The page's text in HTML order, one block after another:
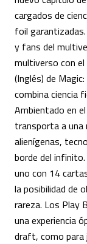
cargados de
foil
y fans del
multiverso con
(Inglés) de
combina ciencia
Ambientado en
transporta a una
alienígenas,
borde del
uno con 14
la posibilidad de
rareza. Los Play
una experiencia
draft, como para